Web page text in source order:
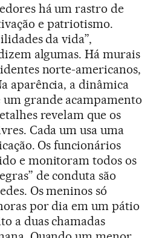
há um rastro de
e patriotismo.
da vida”,
algumas. Há murais
norte-americanos,
aparência, a dinâmica
grande acampamento
revelam que os
Cada um usa uma
Os funcionários
e monitoram todos os
de conduta são
Os meninos só
por dia em um pátio
a duas chamadas